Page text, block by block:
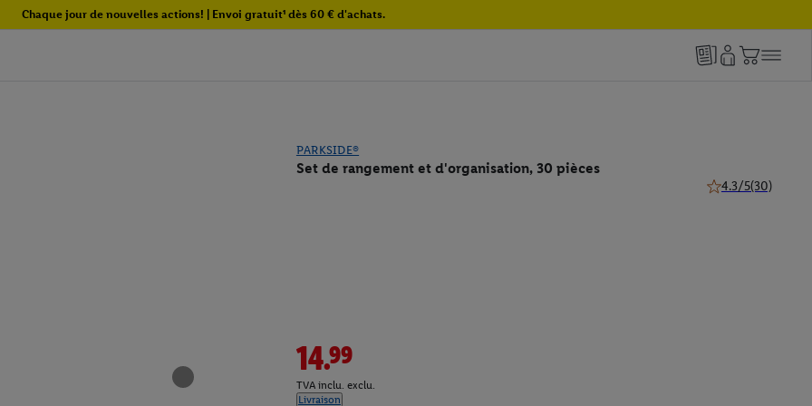
Chaque jour de nouvelles actions! | Envoi gratuit¹ dès 60 € d'achats.
PARKSIDE®
Set de rangement et d'organisation, 30 pièces
4.3/5(30)
14.99
TVA inclu. exclu.
Livraison